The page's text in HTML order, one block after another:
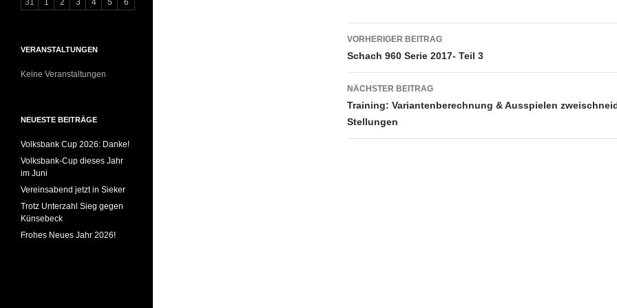
Beitragsnavigation
VORHERIGER BEITRAG
Schach 960 Serie 2017- Teil 3
NÄCHSTER BEITRAG
Training: Variantenberechnung & Ausspielen
Stellungen
VERANSTALTUNGEN
Keine Veranstaltungen
NEUESTE BEITRÄGE
Volksbank Cup 2026: Danke!
Volksbank-Cup dieses Jahr
im Juni
Vereinsabend jetzt in Sieker
Trotz Unterzahl Sieg gegen
Künsebeck
Frohes Neues Jahr 2026!